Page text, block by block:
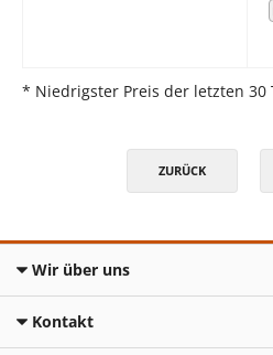
* Niedrigster Preis der letzten 30
ZURÜCK
Wir über uns
Kontakt